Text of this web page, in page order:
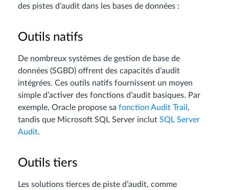
des pistes d’audit dans les bases de données :
Outils natifs
De nombreux systèmes de gestion de base de
données (SGBD) offrent des capacités d’audit
intégrées. Ces outils natifs fournissent un moyen
simple d’activer des fonctions d’audit basiques. Par
exemple, Oracle propose sa fonction Audit Trail ,
tandis que Microsoft SQL Server inclut SQL Server
Audit.
Outils tiers
Les solutions tierces de piste d’audit, comme